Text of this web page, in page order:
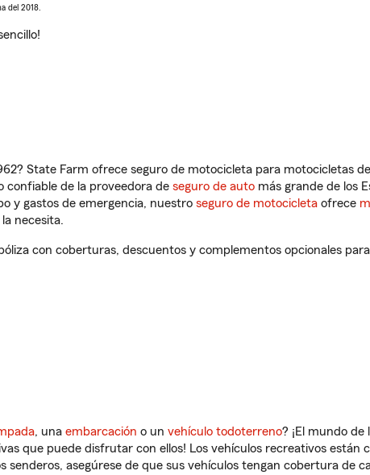
del 2018.
State Farm ofrece seguro de motocicleta para motocicletas
confiable de la proveedora de seguro de auto más grande de los
y gastos de emergencia, nuestro seguro de motocicleta ofrece
necesita.
con coberturas, descuentos y complementos opcionales
, una embarcación o un vehículo todoterreno? ¡El mundo de
que puede disfrutar con ellos! Los vehículos recreativos están
asegúrese de que sus vehículos tengan cobertura de